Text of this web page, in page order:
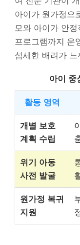
아이가 원가정으
모와 아이가 안
프로그램까지 운
섬세한 배려가 느
아이 중
활동 영역
개별 보호
계획 수립
위기 아동
사전 발굴
원가정 복귀
지원